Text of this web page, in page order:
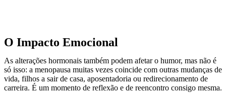
O Impacto Emocional
As alterações hormonais também podem afetar o humor, mas não é
só isso: a menopausa muitas vezes coincide com outras mudanças de
vida, filhos a sair de casa, aposentadoria ou redirecionamento de
carreira. É um momento de reflexão e de reencontro consigo mesma.